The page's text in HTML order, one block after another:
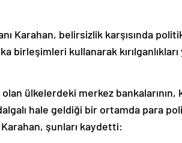
Karahan, belirsizlik karşısında
birleşimleri kullanarak
ülkelerdeki merkez
hale geldiği bir ortamda para
şunları kaydetti: